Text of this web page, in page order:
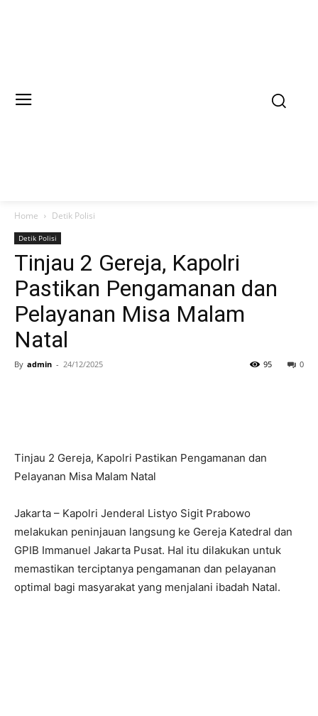
Home Detik Polisi
Detik Polisi
Tinjau 2 Gereja, Kapolri
Pastikan Pengamanan dan
Pelayanan Misa Malam
Natal
By admin - 24/12/2025 0
95
Tinjau 2 Gereja, Kapolri Pastikan Pengamanan dan
Pelayanan Misa Malam Natal
Jakarta – Kapolri Jenderal Listyo Sigit Prabowo
melakukan peninjauan langsung ke Gereja Katedral dan
GPIB Immanuel Jakarta Pusat. Hal itu dilakukan untuk
memastikan terciptanya pengamanan dan pelayanan
optimal bagi masyarakat yang menjalani ibadah Natal.